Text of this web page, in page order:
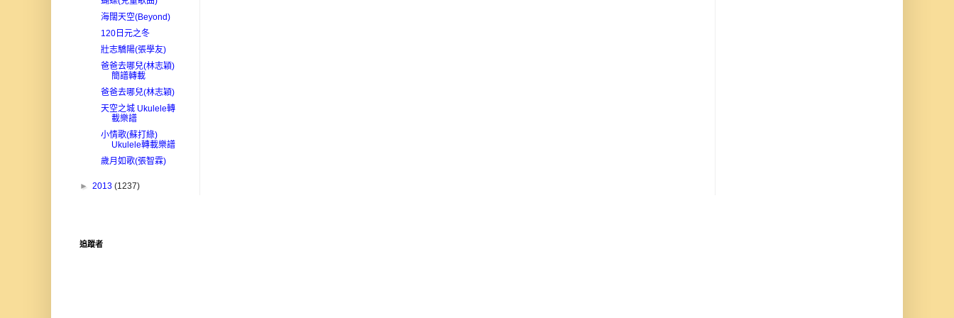
海闊天空(Beyond)
120日元之冬
壯志驕陽(張學友)
爸爸去哪兒(林志穎)
簡譜轉載
爸爸去哪兒(林志穎)
天空之城 Ukulele轉
載樂譜
小情歌(蘇打綠)
Ukulele轉載樂譜
歲月如歌(張智霖)
► 2013 (1237)
追蹤者